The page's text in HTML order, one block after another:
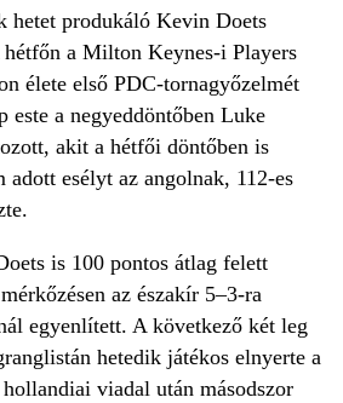
hetet produkáló Kevin Doets
a Milton Keynes-i Players
élete első PDC-tornagyőzelmét
este a negyeddöntőben Luke
akit a hétfői döntőben is
adott esélyt az angolnak, 112-es
is 100 pontos átlag felett
az északír 5–3-ra
egyenlített. A következő két leg
hetedik játékos elnyerte a
viadal után másodszor